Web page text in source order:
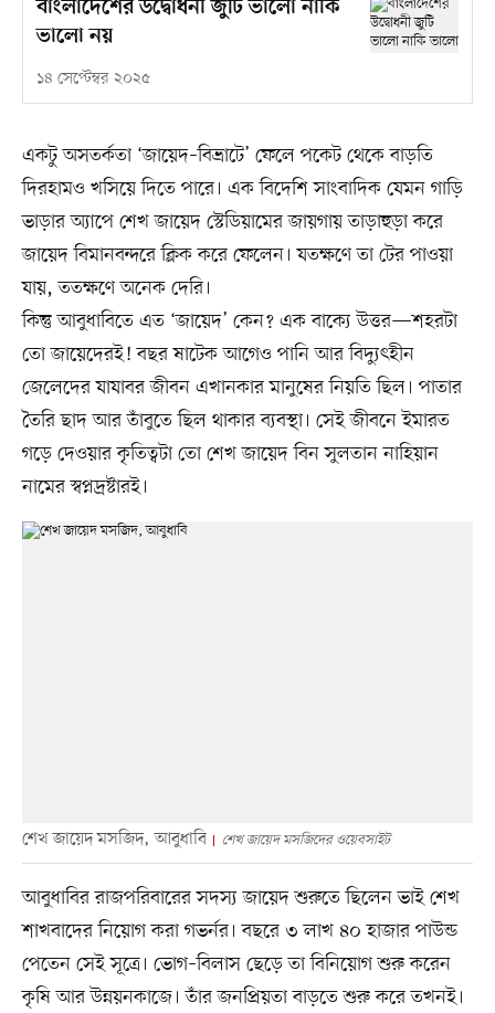
বাংলাদেশের উদ্বোধনী জুটি ভালো নাকি
ভালো নয়
১৪ সেপ্টেম্বর ২০২৫
একটু অসতর্কতা ‘জায়েদ–বিভ্রাটে’ ফেলে পকেট থেকে বাড়তি
দিরহামও খসিয়ে দিতে পারে। এক বিদেশি সাংবাদিক যেমন গাড়ি
ভাড়ার অ্যাপে শেখ জায়েদ স্টেডিয়ামের জায়গায় তাড়াহুড়া করে
জায়েদ বিমানবন্দরে ক্লিক করে ফেলেন। যতক্ষণে তা টের পাওয়া
যায়, ততক্ষণে অনেক দেরি।
কিন্তু আবুধাবিতে এত ‘জায়েদ’ কেন? এক বাক্যে উত্তর—শহরটা
তো জায়েদেরই! বছর ষাটেক আগেও পানি আর বিদ্যুৎহীন
জেলেদের যাযাবর জীবন এখানকার মানুষের নিয়তি ছিল। পাতার
তৈরি ছাদ আর তাঁবুতে ছিল থাকার ব্যবস্থা। সেই জীবনে ইমারত
গড়ে দেওয়ার কৃতিত্বটা তো শেখ জায়েদ বিন সুলতান নাহিয়ান
নামের স্বপ্নদ্রষ্টারই।
শেখ জায়েদ মসজিদ, আবুধাবি শেখ জায়েদ মসজিদের ওয়েবসাইট
আবুধাবির রাজপরিবারের সদস্য জায়েদ শুরুতে ছিলেন ভাই শেখ
শাখবাদের নিয়োগ করা গভর্নর। বছরে ৩ লাখ ৪০ হাজার পাউন্ড
পেতেন সেই সূত্রে। ভোগ–বিলাস ছেড়ে তা বিনিয়োগ শুরু করেন
কৃষি আর উন্নয়নকাজে। তাঁর জনপ্রিয়তা বাড়তে শুরু করে তখনই।